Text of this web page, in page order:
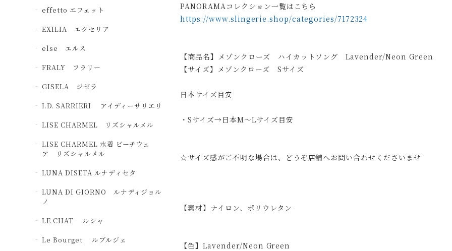
effetto エフェット
EXILIA エクセリア
else エルス
FRALY フラリー
GISELA ジゼラ
I.D. SARRIERI アイディーサリエリ
LISE CHARMEL リズシャルメル
LISE CHARMEL 水着 ビーチウェ
ア リズシャルメル
LUNA DISETA ルナディセタ
LUNA DI GIORNO ルナディジョル
ノ
LE CHAT ルシャ
Le Bourget ルブルジェ
PANORAMAコレクション一覧はこちら
https://www.slingerie.shop/categories/7172324
【商品名】メゾンクローズ ハイカットソング Lavender/Neon Green
【サイズ】メゾンクローズ Sサイズ
日本サイズ目安
・Sサイズ→日本M〜Lサイズ目安
☆サイズ感がご不明な場合は、どうぞ店舗へお問い合わせくださいませ
【素材】ナイロン、ポリウレタン
【色】Lavender/Neon Green